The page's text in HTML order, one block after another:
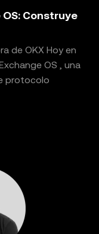
Construye
de OKX Hoy en
protocolo